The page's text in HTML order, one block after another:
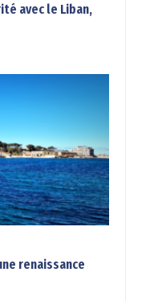
avec le Liban,
renaissance